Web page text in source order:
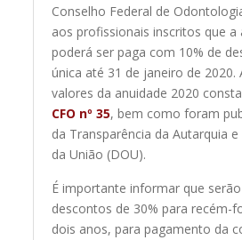
Conselho Federal de
aos profissionais inscritos que a
poderá ser paga com 10% de
única até 31 de janeiro de 2020.
valores da anuidade 2020
CFO nº 35, bem como foram
da Transparência da Autarquia
da União (DOU).
É importante informar que
descontos de 30% para recém-
dois anos, para pagamento da